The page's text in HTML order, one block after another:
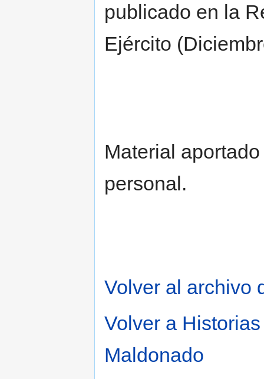
publicado en la
Ejército
Material
personal.
Volver al archivo
Volver a
Maldonado